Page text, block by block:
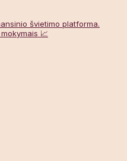
švietimo platforma.
📈